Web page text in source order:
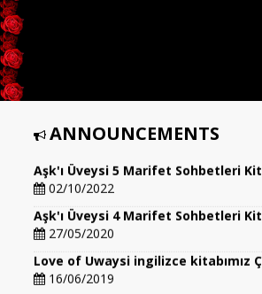
ANNOUNCEMENTS
Aşk'ı Üveysi 5 Marifet Sohbetleri
02/10/2022
Aşk'ı Üveysi 4 Marifet Sohbetleri
27/05/2020
Love of Uwaysi ingilizce kitabımız
16/06/2019